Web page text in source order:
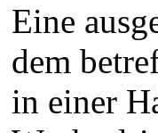
Eine
dem
in einer